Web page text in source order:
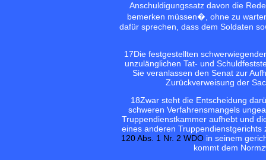
Anschuldigungssatz davon die
bemerken müssen�, ohne zu
dafür sprechen, dass dem Soldaten
17Die festgestellten
unzulänglichen Tat- und
Sie veranlassen den Senat zur
Zurückverweisung der
18Zwar steht die Entscheidung
schweren Verfahrensmangels
Truppendienstkammer aufhebt und
eines anderen
120 Abs. 1 Nr. 2 WDOin seinem
kommt dem